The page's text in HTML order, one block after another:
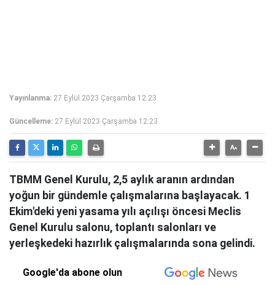
Yayınlanma: 27 Eylül 2023 Çarşamba 12:23
Güncelleme: 27 Eylül 2023 Çarşamba 12:23
TBMM Genel Kurulu, 2,5 aylık aranın ardından
yoğun bir gündemle çalışmalarına başlayacak. 1
Ekim'deki yeni yasama yılı açılışı öncesi Meclis
Genel Kurulu salonu, toplantı salonları ve
yerleşkedeki hazırlık çalışmalarında sona gelindi.
Google'da abone olun